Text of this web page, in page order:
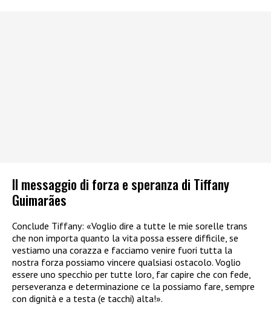
Il messaggio di forza e speranza di Tiffany
Guimarães
Conclude Tiffany: «Voglio dire a tutte le mie sorelle trans
che non importa quanto la vita possa essere difficile, se
vestiamo una corazza e facciamo venire fuori tutta la
nostra forza possiamo vincere qualsiasi ostacolo. Voglio
essere uno specchio per tutte loro, far capire che con fede,
perseveranza e determinazione ce la possiamo fare, sempre
con dignità e a testa (e tacchi) alta!».